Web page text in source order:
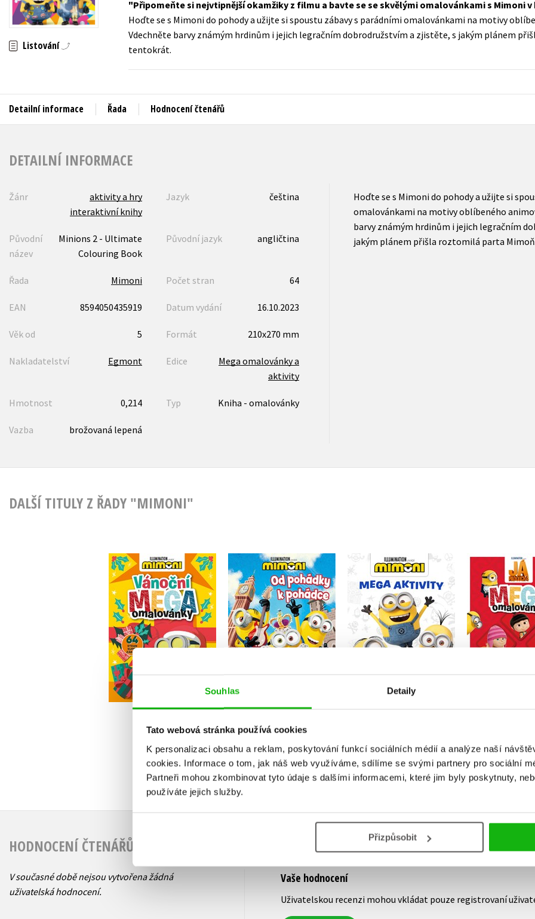
Souhlas Detaily
Tato webová stránka používá cookies
K personalizaci obsahu a reklam, poskytování funkcí sociálních médií a analýze naší
cookies. Informace o tom, jak náš web využíváme, sdílíme se svými partnery pro sociální
Partneři mohou zkombinovat tyto údaje s dalšími informacemi, které jim byly poskytnuty,
používáte jejich služby.
Přizpůsobit
Auto - moto
Beletrie pro děti
Beletrie pro dospělé
Jazyky
Kalendáře
Populárně - naučná pro dospělé
Populárně - naučné pro děti
Příroda a zahrada
Young adult (SK)
Zahraniční literatura
Všechny tituly
Listování
Připomeňte si nejvtipnější okamžiky z filmu a bavte se se skvělými omalovánkami s Mimoni
Hoďte se s Mimoni do pohody a užijte si spoustu zábavy s parádními omalovánkami na motivy
Vdechněte barvy známým hrdinům i jejich legračním dobrodružstvím a zjistěte, s jakým plánem
tentokrát.
Detailní informace Řada Hodnocení čtenářů
DETAILNÍ INFORMACE
Žánr
aktivity a hry
interaktivní knihy
Jazyk čeština
Původní
název
Minions 2 - Ultimate
Colouring Book
Původní jazyk angličtina
Řada Mimoni Počet stran 64
EAN 8594050435919 Datum vydání 16.10.2023
Věk od 5 Formát 210x270 mm
Nakladatelství Egmont Edice
Mega omalovánky a
aktivity
Hmotnost 0,214 Typ Kniha - omalovánky
Vazba brožovaná lepená
Hoďte se s Mimoni do pohody a užijte si
omalovánkami na motivy oblíbeného
barvy známým hrdinům i jejich legračním
jakým plánem přišla roztomilá parta
DALŠÍ TITULY Z ŘADY "MIMONI"
Mimoni - Vánoční
mega omalovánky
Kolektiv
Od pohádky k pohádce
– Mimoni
Kolektiv
Mimoni - Mega
aktivity
Kolektiv
Já padouch
HODNOCENÍ ČTENÁŘŮ
V současné době nejsou vytvořena žádná
uživatelská hodnocení.
Vaše hodnocení
Uživatelskou recenzi mohou vkládat pouze registrovaní